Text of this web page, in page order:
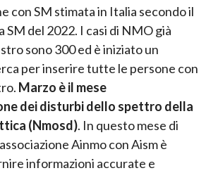
con SM stimata in Italia secondo il
SM del 2022. I casi di NMO già
sono 300 ed è iniziato un
per inserire tutte le persone con
Marzo è il mese
dei disturbi dello spettro della
(Nmosd). In questo mese di
Ainmo con Aism è
informazioni accurate e